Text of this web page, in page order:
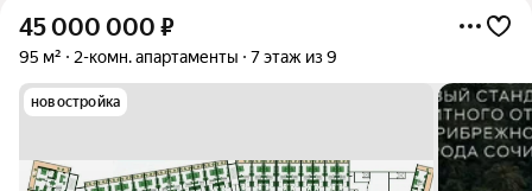
45 000 000 ₽
95 м² 2-комн. апартаменты 7 этаж из 9
новостройка